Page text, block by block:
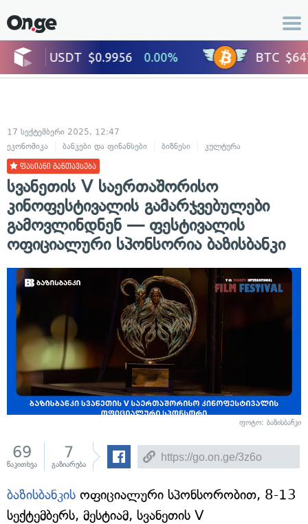
17 სექტემბერი 2025, 12:47
ეკონომიკა
ბანკები და ფინანსები ბიზნესი კულტურა
ფასიანი განთავსება
სვანეთის V საერთაშორისო
კინოფესტივალის გამარჯვებულები
გამოვლინდნენ — ფესტივალის
ოფიციალური სპონსორია ბაზისბანკი
ფოტო: ბაზისბანკი
69
წაკითხვა
7
გაზიარება
ბაზისბანკის ოფიციალური სპონსორობით, 8-13
სექტემბერს, მესტიამ, სვანეთის V